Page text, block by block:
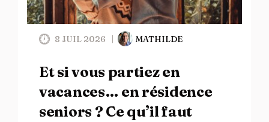
8 JUIL 2026 MATHILDE
Et si vous partiez en
vacances… en résidence
seniors ? Ce qu’il faut